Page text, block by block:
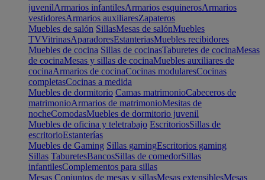
juvenilArmarios infantilesArmarios esquinerosArmarios
vestidoresArmarios auxiliaresZapateros
Muebles de salón SillasMesas de salónMuebles
TVVitrinasAparadoresEstanteriasMuebles recibidores
Muebles de cocina Sillas de cocinasTaburetes de cocinaMesas
de cocinaMesas y sillas de cocinaMuebles auxiliares de
cocinaArmarios de cocinaCocinas modularesCocinas
completasCocinas a medida
Muebles de dormitorio Camas matrimonioCabeceros de
matrimonioArmarios de matrimonioMesitas de
nocheComodasMuebles de dormitorio juvenil
Muebles de oficina y teletrabajo EscritoriosSillas de
escritorioEstanterías
Muebles de Gaming Sillas gamingEscritorios gaming
Sillas TaburetesBancosSillas de comedorSillas
infantilesComplementos para sillas
Mesas Conjuntos de mesas y sillasMesas extensiblesMesas